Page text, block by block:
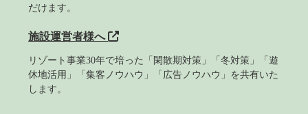
だけます。
施設運営者様へ
リゾート事業30年で培った「閑散期対策」「冬対策」「遊
休地活用」「集客ノウハウ」「広告ノウハウ」を共有いた
します。